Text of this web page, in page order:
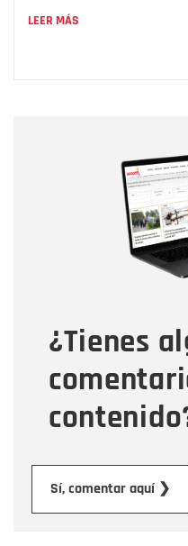
LEER MÁS
¿Tienes
Sí, comentar aquí ❯
Correo electrónico
Tipo de comentario
Mensaje